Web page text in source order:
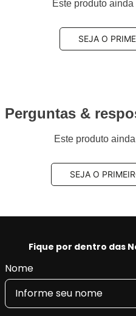
Este produto
SEJA O
Perguntas &
Este produto
SEJA O
Fique por dentro das
Nome